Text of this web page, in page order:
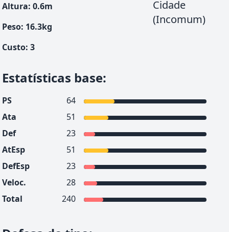
Altura: 0.6m
Peso: 16.3kg
Custo: 3
Cidade
(Incomum)
Estatísticas base:
PS
64
Ata
51
Def
23
AtEsp
51
DefEsp
23
Veloc.
28
Total
240